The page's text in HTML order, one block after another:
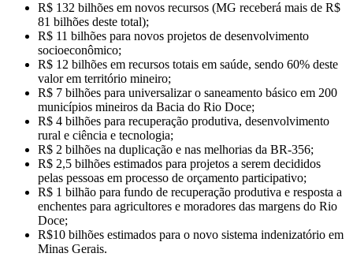
R$ 132 bilhões em novos recursos (MG receberá mais de R$
81 bilhões deste total);
R$ 11 bilhões para novos projetos de desenvolvimento
socioeconômico;
R$ 12 bilhões em recursos totais em saúde, sendo 60% deste
valor em território mineiro;
R$ 7 bilhões para universalizar o saneamento básico em 200
municípios mineiros da Bacia do Rio Doce;
R$ 4 bilhões para recuperação produtiva, desenvolvimento
rural e ciência e tecnologia;
R$ 2 bilhões na duplicação e nas melhorias da BR-356;
R$ 2,5 bilhões estimados para projetos a serem decididos
pelas pessoas em processo de orçamento participativo;
R$ 1 bilhão para fundo de recuperação produtiva e resposta a
enchentes para agricultores e moradores das margens do Rio
Doce;
R$10 bilhões estimados para o novo sistema indenizatório em
Minas Gerais.